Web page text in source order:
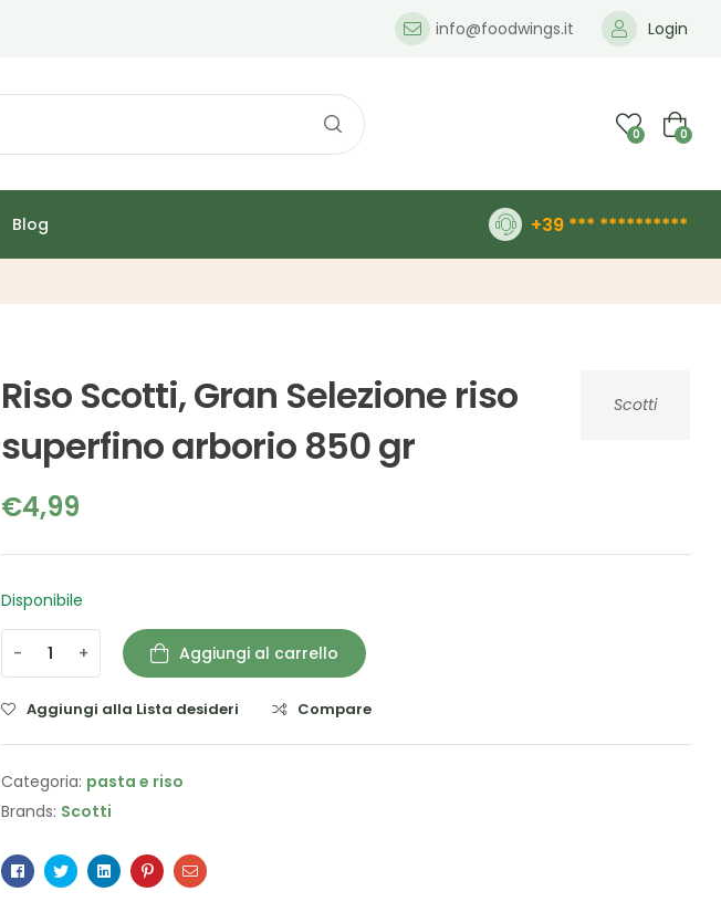
info@foodwings.it Login
0 0
Blog +39 *** **********
Scotti
Riso Scotti, Gran Selezione riso
superfino arborio 850 gr
€4,99
Disponibile
- + Aggiungi al carrello
Aggiungi alla Lista desideri Compare
Categoria: pasta e riso
Brands: Scotti
Facebook
TwitterLinkedinPinterestEmail